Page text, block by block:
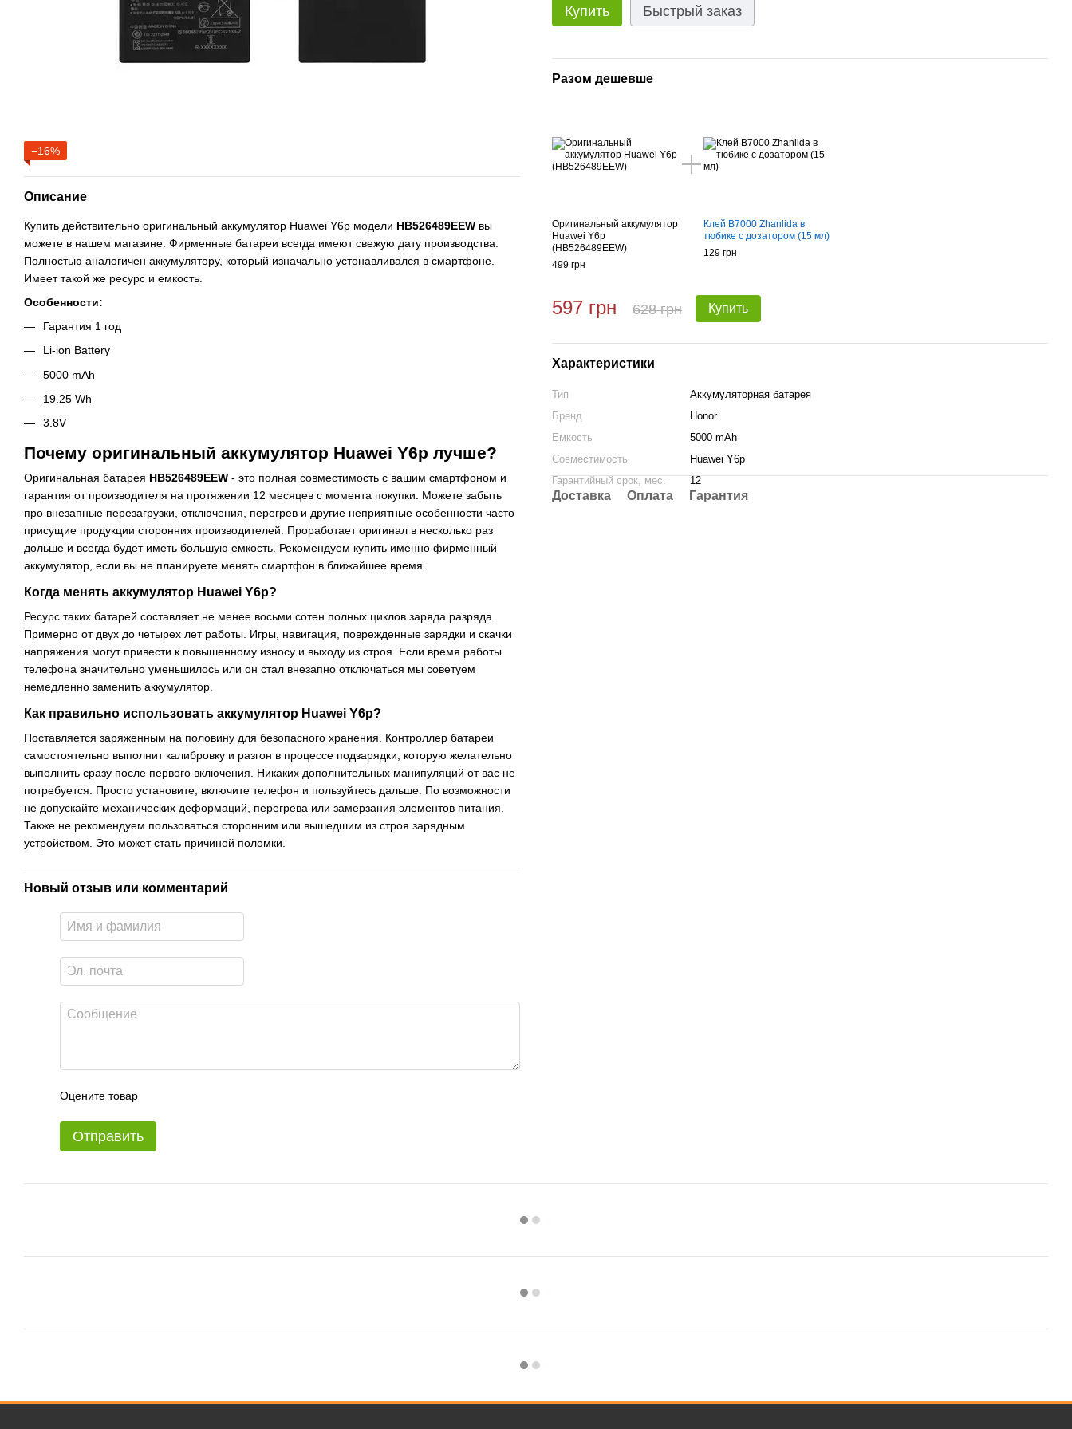
−16%
Описание
Купить действительно оригинальный аккумулятор Huawei Y6p модели HB526489EEW вы
можете в нашем магазине. Фирменные батареи всегда имеют свежую дату производства.
Полностью аналогичен аккумулятору, который изначально устонавливался в смартфоне.
Имеет такой же ресурс и емкость.
Особенности:
Гарантия 1 год
Li-ion Battery
5000 mAh
19.25 Wh
3.8V
Почему оригинальный аккумулятор Huawei Y6p лучше?
Оригинальная батарея HB526489EEW - это полная совместимость с вашим смартфоном и
гарантия от производителя на протяжении 12 месяцев с момента покупки. Можете забыть
про внезапные перезагрузки, отключения, перегрев и другие неприятные особенности часто
присущие продукции сторонних производителей. Проработает оригинал в несколько раз
дольше и всегда будет иметь большую емкость. Рекомендуем купить именно фирменный
аккумулятор, если вы не планируете менять смартфон в ближайшее время.
Когда менять аккумулятор Huawei Y6p?
Ресурс таких батарей составляет не менее восьми сотен полных циклов заряда разряда.
Примерно от двух до четырех лет работы. Игры, навигация, поврежденные зарядки и скачки
напряжения могут привести к повышенному износу и выходу из строя. Если время работы
телефона значительно уменьшилось или он стал внезапно отключаться мы советуем
немедленно заменить аккумулятор.
Как правильно использовать аккумулятор Huawei Y6p?
Поставляется заряженным на половину для безопасного хранения. Контроллер батареи
самостоятельно выполнит калибровку и разгон в процессе подзарядки, которую желательно
выполнить сразу после первого включения. Никаких дополнительных манипуляций от вас не
потребуется. Просто установите, включите телефон и пользуйтесь дальше. По возможности
не допускайте механических деформаций, перегрева или замерзания элементов питания.
Также не рекомендуем пользоваться сторонним или вышедшим из строя зарядным
устройством. Это может стать причиной поломки.
Новый отзыв или комментарий
Оцените товар
Отправить
Купить Быстрый заказ
Разом дешевше
Оригинальный аккумулятор
Huawei Y6p
(HB526489EEW)
499 грн
Клей B7000 Zhanlida в
тюбике с дозатором (15 мл)
129 грн
597 грн 628 грн Купить
Характеристики
Тип
Аккумуляторная батарея
Бренд
Honor
Емкость
5000 mAh
Совместимость
Huawei Y6p
Гарантийный срок, мес.
12
Доставка Оплата Гарантия